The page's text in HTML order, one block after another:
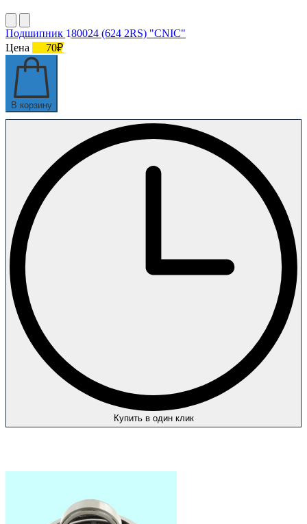
Подшипник 180024 (624 2RS) "CNIC"
Цена
70₽
В корзину
Купить в один клик